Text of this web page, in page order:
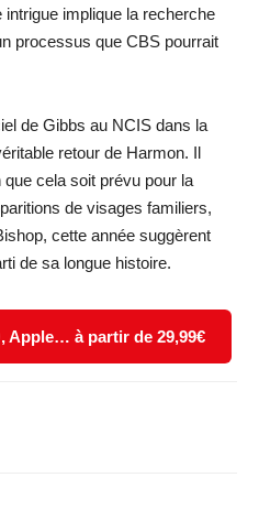
intrigue implique la recherche
processus que CBS pourrait
de Gibbs au NCIS dans la
retour de Harmon. Il
que cela soit prévu pour la
de visages familiers,
cette année suggèrent
de sa longue histoire.
Apple… à partir de 29,99€